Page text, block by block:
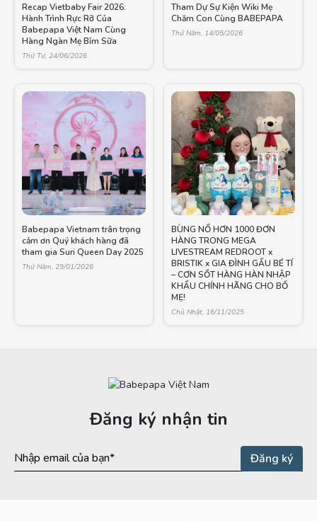
Recap Vietbaby Fair 2026:
Hành Trình Rực Rỡ Của
Babepapa Việt Nam Cùng
Hàng Ngàn Mẹ Bỉm Sữa
Thứ Tư, 24/06/2026
Tham Dự Sự Kiện Wiki Mẹ
Chăm Con Cùng BABEPAPA
Thứ Năm, 14/05/2026
Babepapa Vietnam trân trọng
cảm ơn Quý khách hàng đã
tham gia Suri Queen Day 2025
Thứ Năm, 29/01/2026
BÙNG NỔ HƠN 1000 ĐƠN
HÀNG TRONG MEGA
LIVESTREAM REDROOT x
BRISTIK x GIA ĐÌNH GẤU BÉ TÍ
– CƠN SỐT HÀNG HÀN NHẬP
KHẨU CHÍNH HÃNG CHO BỐ
MẸ!
Chủ Nhật, 16/11/2025
Đăng ký nhận tin